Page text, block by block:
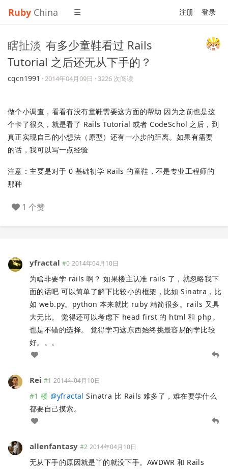
Ruby China 注册 登录
瞎扯淡 有多少童鞋看过 Rails
Tutorial 之后还无从下手的？
cqcn1991 ·2014年04月09日 · 3226 次阅读
做个小调查，看看有没有童鞋需要这方面的帮助 因为之前也是这
个卡了很久，就是看了 Rails Tutorial 或者 CodeSchol 之后，到
真正实现自己的小想法（原型）还有一小步的距离。如果有需要
的话，我可以写一点经验
注意：主要是对于 0 基础初学 Rails 的童鞋，不是专业工程师的
那种
1 个赞
yfractal #0 2014年04月10日
为啥非要学 rails 啊？ 如果楼主认准 rails 了，就忽略我下
面的话吧 可以简单了解下比较小的框架，比如 Sinatra，比
如 web.py。python 本来就比 ruby 精简很多。rails 又具
大无比。 觉得还可以考虑下 head first 的 html 和 php。
也是不错的选择。 觉得学习这东西始终挑最容易的学比较
好。。。
Rei #1 2014年04月10日
#1 楼 @yfractal Sinatra 比 Rails 难多了，难在要学什么
都要自己摸索。
allenfantasy #2 2014年04月10日
无从下手的原因就是丫的就没下手。AWDWR 和 Rails